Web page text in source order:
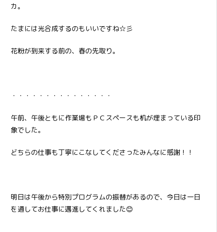
カ。
たまには光合成するのもいいですね☆彡
花粉が到来する前の、春の先取り。
・・・・・・・・・・・・・・・
午前、午後ともに作業場もＰＣスペースも机が埋まっている印
象でした。
どちらの仕事も丁寧にこなしてくださったみんなに感謝！！
明日は午後から特別プログラムの振替があるので、今日は一日
を通してお仕事に邁進してくれました😊